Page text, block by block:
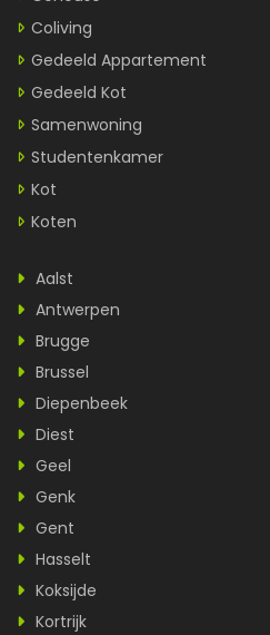
Coliving
Gedeeld Appartement
Gedeeld Kot
Samenwoning
Studentenkamer
Kot
Koten
Aalst
Antwerpen
Brugge
Brussel
Diepenbeek
Diest
Geel
Genk
Gent
Hasselt
Koksijde
Kortrijk